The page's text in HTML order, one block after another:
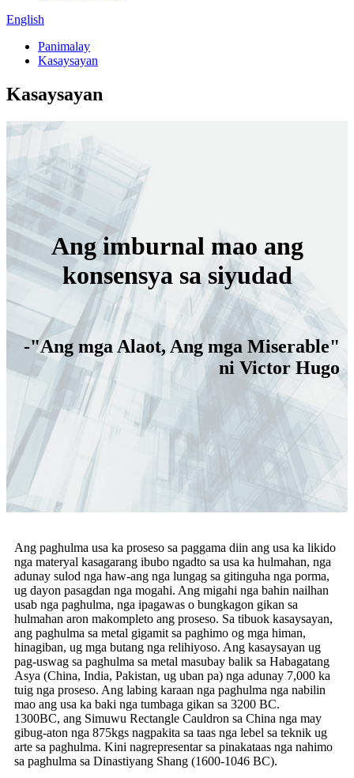
English
Panimalay
Kasaysayan
Kasaysayan
Ang imburnal mao ang
konsensya sa siyudad
-"Ang mga Alaot, Ang mga Miserable"
ni Victor Hugo
Ang paghulma usa ka proseso sa paggama diin ang usa ka likido
nga materyal kasagarang ibubo ngadto sa usa ka hulmahan, nga
adunay sulod nga haw-ang nga lungag sa gitinguha nga porma,
ug dayon pasagdan nga mogahi. Ang migahi nga bahin nailhan
usab nga paghulma, nga ipagawas o bungkagon gikan sa
hulmahan aron makompleto ang proseso. Sa tibuok kasaysayan,
ang paghulma sa metal gigamit sa paghimo og mga himan,
hinagiban, ug mga butang nga relihiyoso. Ang kasaysayan ug
pag-uswag sa paghulma sa metal masubay balik sa Habagatang
Asya (China, India, Pakistan, ug uban pa) nga adunay 7,000 ka
tuig nga proseso. Ang labing karaan nga paghulma nga nabilin
mao ang usa ka baki nga tumbaga gikan sa 3200 BC.
1300BC, ang Simuwu Rectangle Cauldron sa China nga may
gibug-aton nga 875kgs nagpakita sa taas nga lebel sa teknik ug
arte sa paghulma. Kini nagrepresentar sa pinakataas nga nahimo
sa paghulma sa Dinastiyang Shang (1600-1046 BC).